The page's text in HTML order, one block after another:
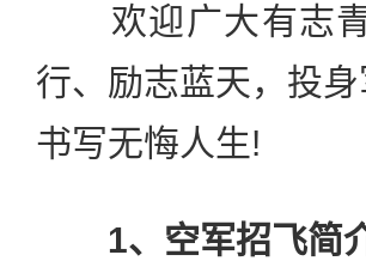
欢迎广大有志青
行、励志蓝天，投
书写无悔人生!
1、空军招飞简